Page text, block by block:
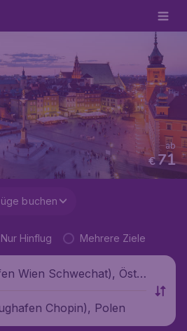
€71
ab
buchen
Nur Hinflug Mehrere Ziele
Wien Schwechat), Öste
Chopin), Polen